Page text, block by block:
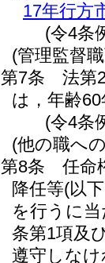
17年行方
(令4条
(管理監督
第7条
法第
は，年齢
(令4条
(他の職へ
第8条
任命
降任等(以
を行うに
条第1項及
遵守しな